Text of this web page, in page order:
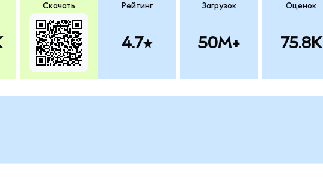
Скачать Рейтинг
4.7
Загрузок
50M+
Оценок
75.8K